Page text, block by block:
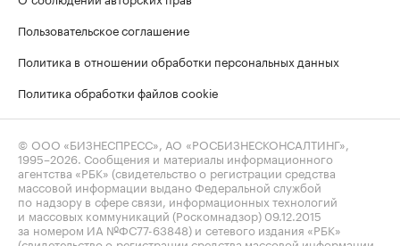
Пользовательское соглашение
Политика в отношении обработки персональных данных
Политика обработки файлов cookie
© ООО «БИЗНЕСПРЕСС», АО «РОСБИЗНЕСКОНСАЛТИНГ»,
1995–2026 . Сообщения и материалы информационного
агентства «РБК» (свидетельство о регистрации средства
массовой информации выдано Федеральной службой
по надзору в сфере связи, информационных технологий
и массовых коммуникаций (Роскомнадзор) 09.12.2015
за номером ИА №ФС77-63848) и сетевого издания «РБК»